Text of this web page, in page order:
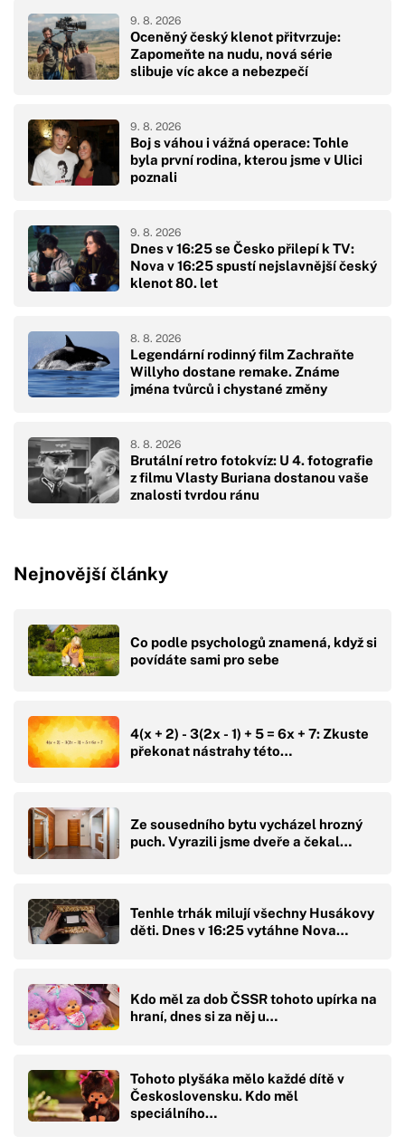
Oceněný český klenot přitvrzuje:
Zapomeňte na nudu, nová série
slibuje víc akce a nebezpečí
9. 8. 2026
Boj s váhou i vážná operace: Tohle
byla první rodina, kterou jsme v Ulici
poznali
9. 8. 2026
Dnes v 16:25 se Česko přilepí k TV:
Nova v 16:25 spustí nejslavnější český
klenot 80. let
9. 8. 2026
Legendární rodinný film Zachraňte
Willyho dostane remake. Známe
jména tvůrců i chystané změny
8. 8. 2026
Brutální retro fotokvíz: U 4. fotografie
z filmu Vlasty Buriana dostanou vaše
znalosti tvrdou ránu
8. 8. 2026
Nejnovější články
Co podle psychologů znamená, když si
povídáte sami pro sebe
4(x + 2) - 3(2x - 1) + 5 = 6x + 7: Zkuste
překonat nástrahy této…
Ze sousedního bytu vycházel hrozný
puch. Vyrazili jsme dveře a čekal…
Tenhle trhák milují všechny Husákovy
děti. Dnes v 16:25 vytáhne Nova…
Kdo měl za dob ČSSR tohoto upírka na
hraní, dnes si za něj u…
Tohoto plyšáka mělo každé dítě v
Československu. Kdo měl
speciálního…